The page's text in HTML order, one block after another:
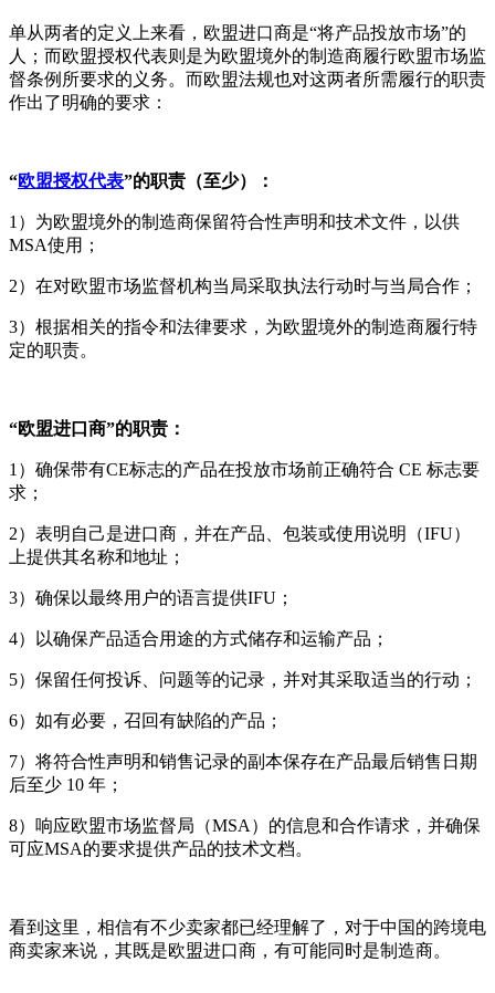
单从两者的定义上来看，欧盟进口商是“将产品投放市场”的
人；而欧盟授权代表则是为欧盟境外的制造商履行欧盟市场监
督条例所要求的义务。而欧盟法规也对这两者所需履行的职责
作出了明确的要求：
“欧盟授权代表”的职责（至少）：
1）为欧盟境外的制造商保留符合性声明和技术文件，以供
MSA使用；
2）在对欧盟市场监督机构当局采取执法行动时与当局合作；
3）根据相关的指令和法律要求，为欧盟境外的制造商履行特
定的职责。
“欧盟进口商”的职责：
1）确保带有CE标志的产品在投放市场前正确符合 CE 标志要
求；
2）表明自己是进口商，并在产品、包装或使用说明（IFU）
上提供其名称和地址；
3）确保以最终用户的语言提供IFU；
4）以确保产品适合用途的方式储存和运输产品；
5）保留任何投诉、问题等的记录，并对其采取适当的行动；
6）如有必要，召回有缺陷的产品；
7）将符合性声明和销售记录的副本保存在产品最后销售日期
后至少 10 年；
8）响应欧盟市场监督局（MSA）的信息和合作请求，并确保
可应MSA的要求提供产品的技术文档。
看到这里，相信有不少卖家都已经理解了，对于中国的跨境电
商卖家来说，其既是欧盟进口商，有可能同时是制造商。